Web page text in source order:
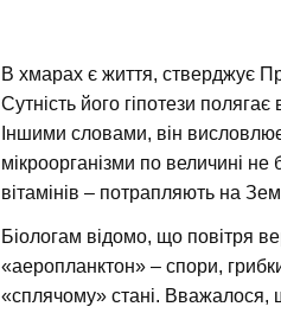
В хмарах є життя, стверджує
Сутність його гіпотези
Іншими словами, він
мікроорганізми по величині
вітамінів – потрапляють на
Біологам відомо, що повітря
«аеропланктон» – спори,
«сплячому» стані. Вважалося,